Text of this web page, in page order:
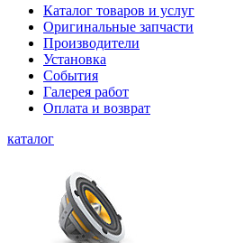
Каталог товаров и услуг
Оригинальные запчасти
Производители
Установка
События
Галерея работ
Оплата и возврат
каталог